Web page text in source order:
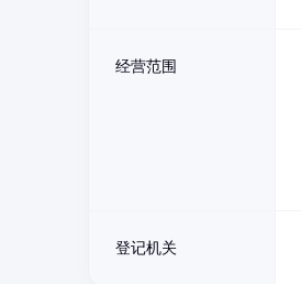
经营范围
登记机关